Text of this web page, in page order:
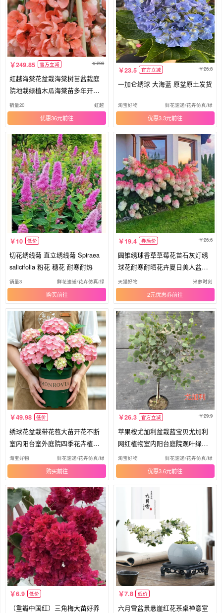
249.85 官方立减 299
虹越海棠花盆栽海棠树苗盆栽庭
院地栽绿植木瓜海棠苗多年开花
植物
销量20 虹越
优惠36元
23.5 官方立减 26.8
一加仑绣球 大海蓝 原盆原土发货
淘宝好物 鲜花速递/花卉仿真/绿植
优惠3.3元
10 低价
切花绣线菊 直立绣线菊 Spiraea
salicifolia 粉花 穗花 耐寒耐热
销量3 鲜花速递/花卉仿真/绿植园艺
购买
19.4 券后价 26.6
圆锥绣球香草草莓花苗石灰灯绣
球花耐寒耐晒花卉夏日美人盆栽
植物
天猫好物 米萝时刻
2元优惠券
49.98 低价
绣球花盆栽带花苞大苗开花不断
室内阳台室外庭院四季花卉植物
绿植
淘宝好物 鲜花速递/花卉仿真/绿植园艺
购买
26.3 官方立减 29.9
苹果桉尤加利盆栽蓝宝贝尤加利
网红植物室内阳台庭院观叶绿植
包邮
淘宝好物 鲜花速递/花卉仿真/绿植
优惠3.6元
6.9 低价
（重瓣中国红）三角梅大苗好养
7.8 低价
六月雪盆景悬崖红花茶桌禅意室